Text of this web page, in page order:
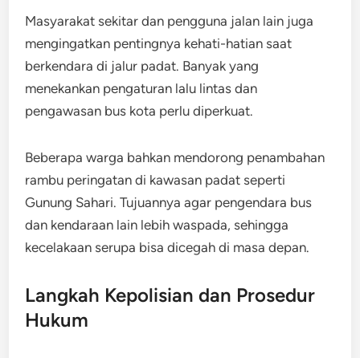
Masyarakat sekitar dan pengguna jalan lain juga
mengingatkan pentingnya kehati-hatian saat
berkendara di jalur padat. Banyak yang
menekankan pengaturan lalu lintas dan
pengawasan bus kota perlu diperkuat.
Beberapa warga bahkan mendorong penambahan
rambu peringatan di kawasan padat seperti
Gunung Sahari. Tujuannya agar pengendara bus
dan kendaraan lain lebih waspada, sehingga
kecelakaan serupa bisa dicegah di masa depan.
Langkah Kepolisian dan Prosedur
Hukum